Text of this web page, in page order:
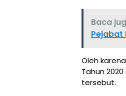
Baca
Pejabat
Oleh
Tahun
tersebut.